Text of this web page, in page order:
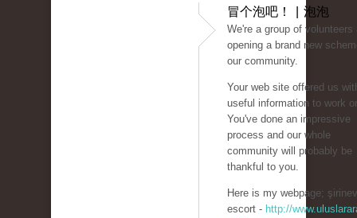
冒个泡吧！ | 泡泡
We're a group of volunteers
opening a brand new
our community.
Your web site offered us
useful information to work
You've done an impressive
process and our whole
community will probably be
thankful to you.
Here is my webpage;
escort - http://